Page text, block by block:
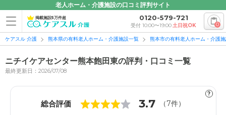
老人ホーム・介護施設の口コミ評判サイト
掲載施設5万件超 0120-579-721
受付 10:00〜19:00土日祝OK 0
ケアスル 介護 熊本県の有料老人ホーム・介護施設一覧 熊本市の有料老人ホーム・介護
ニチイケアセンター熊本飽田東の評判・口コミ一覧
最終更新日：2026/07/08
?
総合評価 3.7 （7件）